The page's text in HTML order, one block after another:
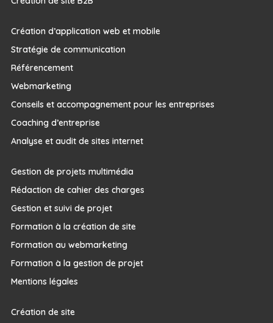
Création d’application web et mobile
Stratégie de communication
Référencement
Webmarketing
Conseils et accompagnement pour les entreprises
Coaching d’entreprise
Analyse et audit de sites internet
Gestion de projets multimédia
Rédaction de cahier des charges
Gestion et suivi de projet
Formation à la création de site
Formation au webmarketing
Formation à la gestion de projet
Mentions légales
Création de site